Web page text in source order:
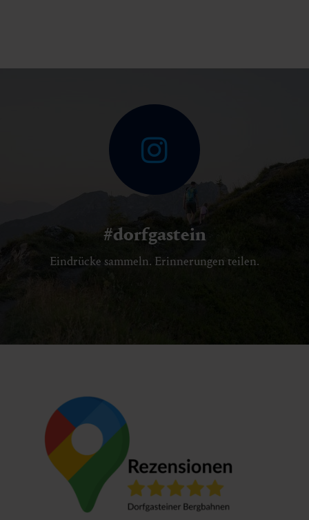
#dorfgastein
Eindrücke sammeln. Erinnerungen teilen.